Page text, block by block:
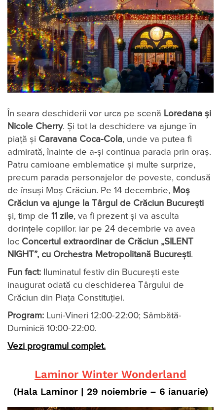
În seara deschiderii vor urca pe scenă Loredana și
Nicole Cherry. Și tot la deschidere va ajunge în
piață și Caravana Coca-Cola, unde va putea fi
admirată, înainte de a-și continua parada prin oraș.
Patru camioane emblematice și multe surprize,
precum parada personajelor de poveste, condusă
de însuși Moș Crăciun. Pe 14 decembrie, Moș
Crăciun va ajunge la Târgul de Crăciun București
și, timp de 11 zile, va fi prezent și va asculta
dorințele copiilor. iar pe 24 decembrie va avea
loc Concertul extraordinar de Crăciun „SILENT
NIGHT”, cu Orchestra Metropolitană Bucureşti.
Fun fact: Iluminatul festiv din București este
inaugurat odată cu deschiderea Târgului de
Crăciun din Piața Constituției.
Program: Luni-Vineri 12:00-22:00; Sâmbătă-
Duminică 10:00-22:00.
Vezi programul complet.
Laminor Winter Wonderland
(Hala Laminor | 29 noiembrie – 6 ianuarie)